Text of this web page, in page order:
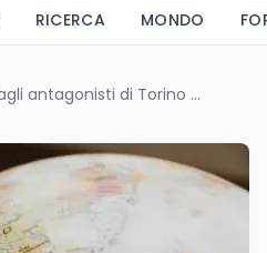
RICERCA MONDO
Dagli antagonisti di Torino agli scandali internazionali: come le élite globali stanno ridefinendo gli equilibri della società